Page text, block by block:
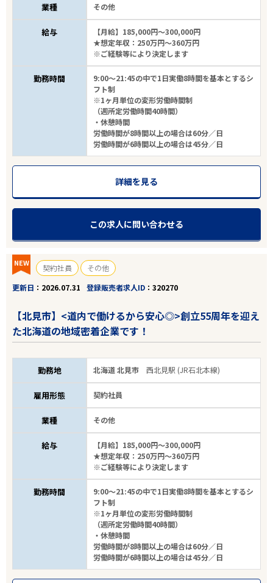
業種 その他
給与
【月給】185,000円～300,000円
★想定年収：250万円～360万円
※ご経験等により決定します
勤務時間
9:00～21:45の中で1日実働8時間を基本とするシ
フト制
※1ヶ月単位の変形労働時間制
（週所定労働時間40時間）
・休憩時間
労働時間が8時間以上の場合は60分／日
労働時間が6時間以上の場合は45分／日
詳細を見る
この求人に問い合わせる
NEW 契約社員
その他
更新日
2026.07.31 登録販売者求人ID 320270
【北見市】<道内で働けるから安心◎>創立55周年を迎え
た北海道の地域密着企業です！
勤務地 北海道 北見市西北見駅 (JR石北本線)
雇用形態 契約社員
業種 その他
給与
【月給】185,000円～300,000円
★想定年収：250万円～360万円
※ご経験等により決定します
勤務時間
9:00～21:45の中で1日実働8時間を基本とするシ
フト制
※1ヶ月単位の変形労働時間制
（週所定労働時間40時間）
・休憩時間
労働時間が8時間以上の場合は60分／日
労働時間が6時間以上の場合は45分／日